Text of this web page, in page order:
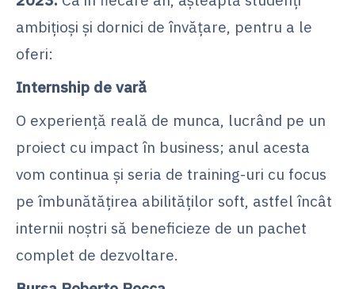
ambițioși și dornici de învățare, pentru a le
oferi:
Internship de vară
O experiență reală de munca, lucrând pe un
proiect cu impact în business; anul acesta
vom continua și seria de training-uri cu focus
pe îmbunătățirea abilităților soft, astfel încât
internii noștri să beneficieze de un pachet
complet de dezvoltare.